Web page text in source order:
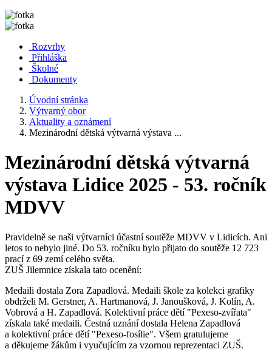
Rozvrhy
Přihláška
Školné
Dokumenty
Úvodní stránka
Výtvarný obor
Aktuality a oznámení
Mezinárodní dětská výtvarná výstava ...
Mezinárodní dětská výtvarná
výstava Lidice 2025 - 53. ročník
MDVV
Pravidelně se naši výtvarníci účastní soutěže MDVV v Lidicích. Ani
letos to nebylo jiné. Do 53. ročníku bylo přijato do soutěže 12 723
prací z 69 zemí celého světa.
ZUŠ Jilemnice získala tato ocenění:
Medaili dostala Zora Zapadlová. Medaili škole za kolekci grafiky
obdrželi M. Gerstner, A. Hartmanová, J. Janoušková, J. Kolín, A.
Vobrová a H. Zapadlová. Kolektivní práce dětí "Pexeso-zvířata"
získala také medaili. Čestná uznání dostala Helena Zapadlová
a kolektivní práce dětí "Pexeso-fosílie". Všem gratulujeme
a děkujeme žákům i vyučujícím za vzornou reprezentaci ZUŠ.